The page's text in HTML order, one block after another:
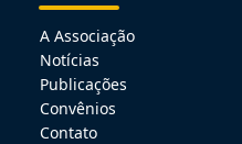
A Associação
Notícias
Publicações
Convênios
Contato